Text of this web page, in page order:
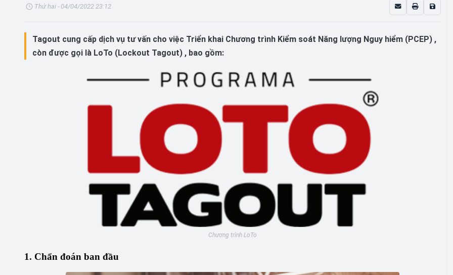
Thứ hai - 04/04/2022 23:12
Tagout cung cấp dịch vụ tư vấn cho việc Triển khai Chương trình Kiểm soát Năng lượng Nguy hiểm (PCEP) ,
còn được gọi là LoTo (Lockout Tagout) , bao gồm:
Chương trình LoTo
1. Chẩn đoán ban đầu